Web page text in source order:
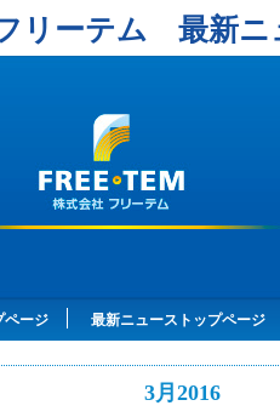
リーテム 最新ニ
ページ 最新ニューストップページ
3月2016